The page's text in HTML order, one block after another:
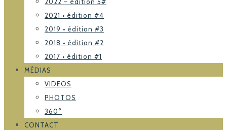
2021 • édition #4
2019 • édition #3
2018 • édition #2
2017 • édition #1
MÉDIAS
VIDEOS
PHOTOS
360°
CONTACT